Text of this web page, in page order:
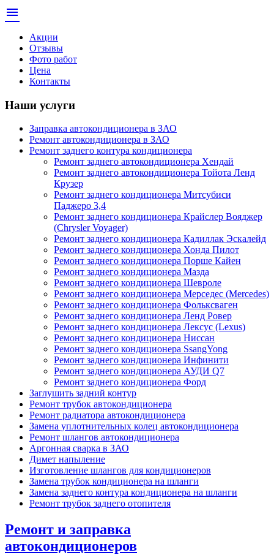
menu
Акции
Отзывы
Фото работ
Цена
Контакты
Наши услуги
Заправка автокондиционера в ЗАО
Ремонт автокондиционера в ЗАО
Ремонт заднего контура кондиционера
Ремонт заднего автокондиционера Хендай
Ремонт заднего автокондиционера Тойота Ленд
Крузер
Ремонт заднего кондиционера Митсубиси
Паджеро 3,4
Ремонт заднего кондиционера Крайслер Вояджер
(Chrysler Voyager)
Ремонт заднего кондиционера Кадиллак Эскалейд
Ремонт заднего кондиционера Хонда Пилот
Ремонт заднего кондиционера Порше Кайен
Ремонт заднего кондиционера Мазда
Ремонт заднего кондиционера Шевроле
Ремонт заднего кондиционера Мерседес (Mercedes)
Ремонт заднего кондиционера Фольксваген
Ремонт заднего кондиционера Ленд Ровер
Ремонт заднего кондиционера Лексус (Lexus)
Ремонт заднего кондиционера Ниссан
Ремонт заднего кондиционера SsangYong
Ремонт заднего кондиционера Инфинити
Ремонт заднего кондиционера АУДИ Q7
Ремонт заднего кондиционера Форд
Заглушить задний контур
Ремонт трубок автокондиционера
Ремонт радиатора автокондиционера
Замена уплотнительных колец автокондиционера
Ремонт шлангов автокондиционера
Аргонная сварка в ЗАО
Димет напыление
Изготовление шлангов для кондиционеров
Замена трубок кондиционера на шланги
Замена заднего контура кондиционера на шланги
Ремонт трубок заднего отопителя
Ремонт и заправка
автокондиционеров